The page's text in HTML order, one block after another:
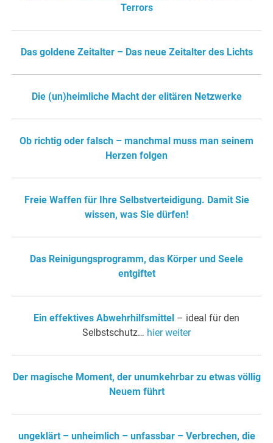
Terrors
Das goldene Zeitalter – Das neue Zeitalter des Lichts
Die (un)heimliche Macht der elitären Netzwerke
Ob richtig oder falsch – manchmal muss man seinem
Herzen folgen
Freie Waffen für Ihre Selbstverteidigung. Damit Sie
wissen, was Sie dürfen!
Das Reinigungsprogramm, das Körper und Seele
entgiftet
Ein effektives Abwehrhilfsmittel – ideal für den
Selbstschutz… hier weiter
Der magische Moment, der unumkehrbar zu etwas völlig
Neuem führt
ungeklärt – unheimlich – unfassbar – Verbrechen, die